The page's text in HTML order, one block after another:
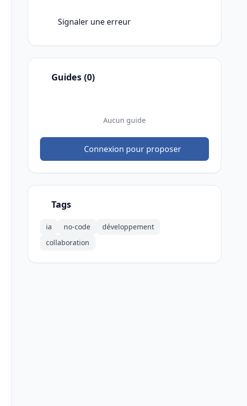
Signaler une erreur
Guides (0)
Aucun guide
Connexion pour proposer
Tags
ia no-code
développement
collaboration